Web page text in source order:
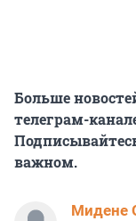
Больше
телеграм-
важном.
Мидене